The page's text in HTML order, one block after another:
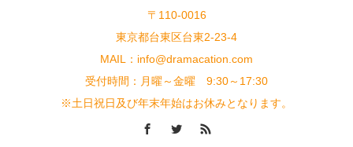
〒110-0016
東京都台東区台東2-23-4
MAIL：info@dramacation.com
受付時間：月曜～金曜 9:30～17:30
※土日祝日及び年末年始はお休みとなります。